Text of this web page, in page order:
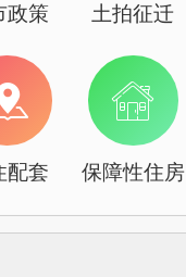
政策 土拍征迁
配套 保障性住房